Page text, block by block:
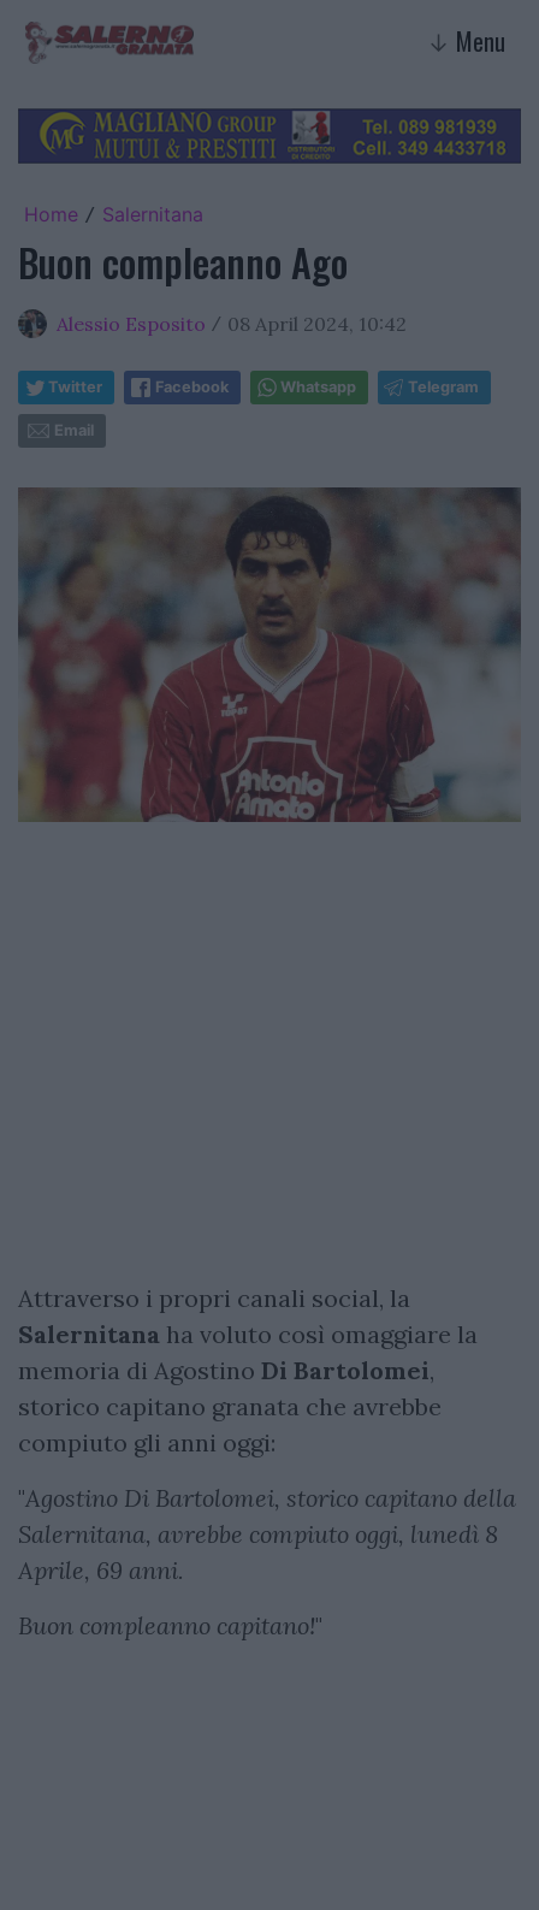
↓ Menu
Home / Salernitana
Buon compleanno Ago
Alessio Esposito / 08 April 2024, 10:42
Twitter Facebook Whatsapp Telegram
Email
Attraverso i propri canali social, la
Salernitana ha voluto così omaggiare la
memoria di Agostino Di Bartolomei,
storico capitano granata che avrebbe
compiuto gli anni oggi:
"Agostino Di Bartolomei, storico capitano della
Salernitana, avrebbe compiuto oggi, lunedì 8
Aprile, 69 anni.
Buon compleanno capitano!"